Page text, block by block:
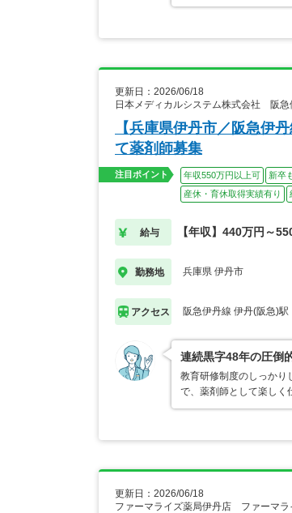
更新日：2026/06/18
日本メディカルシステム株式会社 阪急
【兵庫県伊丹市／阪急伊
て薬剤師募集
注目ポイント 年収550万円以上可 新卒
産休・育休取得実績有り
給与 【年収】440万円～
勤務地 兵庫県 伊丹市
アクセス 阪急伊丹線 伊丹(阪急)駅
連続黒字48年の圧倒
教育研修制度のしっかり
で、薬剤師として楽しく
更新日：2026/06/18
ファーマライズ薬局伊丹店 ファーマラ